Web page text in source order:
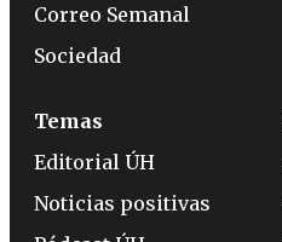
Correo Semanal
Sociedad
Temas
Editorial ÚH
Noticias positivas